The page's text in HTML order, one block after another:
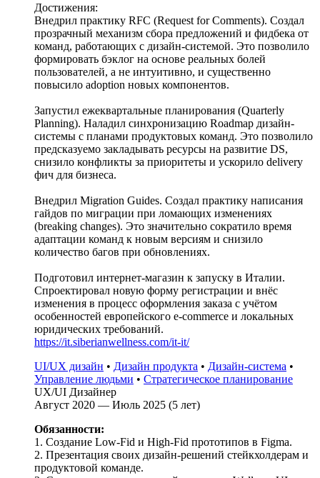
Достижения:
Внедрил практику RFC (Request for Comments). Создал
прозрачный механизм сбора предложений и фидбека от
команд, работающих с дизайн-системой. Это позволило
формировать бэклог на основе реальных болей
пользователей, а не интуитивно, и существенно
повысило adoption новых компонентов.
Запустил ежеквартальные планирования (Quarterly
Planning). Наладил синхронизацию Roadmap дизайн-
системы с планами продуктовых команд. Это позволило
предсказуемо закладывать ресурсы на развитие DS,
снизило конфликты за приоритеты и ускорило delivery
фич для бизнеса.
Внедрил Migration Guides. Создал практику написания
гайдов по миграции при ломающих изменениях
(breaking changes). Это значительно сократило время
адаптации команд к новым версиям и снизило
количество багов при обновлениях.
Подготовил интернет-магазин к запуску в Италии.
Спроектировал новую форму регистрации и внёс
изменения в процесс оформления заказа с учётом
особенностей европейского e-commerce и локальных
юридических требований.
https://it.siberianwellness.com/it-it/
UI/UX дизайн • Дизайн продукта • Дизайн-система •
Управление людьми • Стратегическое планирование
UX/UI Дизайнер
Август 2020 — Июль 2025 (5 лет)
Обязанности:
1. Создание Low-Fid и High-Fid прототипов в Figma.
2. Презентация своих дизайн-решений стейкхолдерам и
продуктовой команде.